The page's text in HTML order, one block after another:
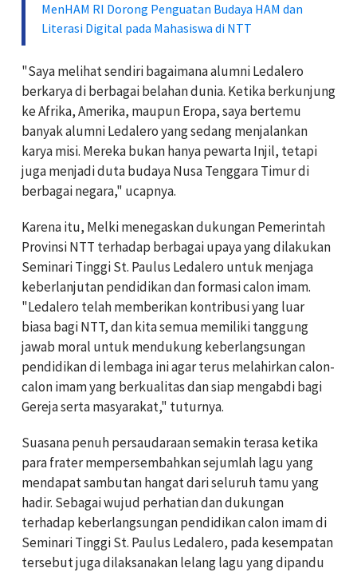
MenHAM RI Dorong Penguatan Budaya HAM dan
Literasi Digital pada Mahasiswa di NTT
"Saya melihat sendiri bagaimana alumni Ledalero
berkarya di berbagai belahan dunia. Ketika berkunjung
ke Afrika, Amerika, maupun Eropa, saya bertemu
banyak alumni Ledalero yang sedang menjalankan
karya misi. Mereka bukan hanya pewarta Injil, tetapi
juga menjadi duta budaya Nusa Tenggara Timur di
berbagai negara," ucapnya.
Karena itu, Melki menegaskan dukungan Pemerintah
Provinsi NTT terhadap berbagai upaya yang dilakukan
Seminari Tinggi St. Paulus Ledalero untuk menjaga
keberlanjutan pendidikan dan formasi calon imam.
"Ledalero telah memberikan kontribusi yang luar
biasa bagi NTT, dan kita semua memiliki tanggung
jawab moral untuk mendukung keberlangsungan
pendidikan di lembaga ini agar terus melahirkan calon-
calon imam yang berkualitas dan siap mengabdi bagi
Gereja serta masyarakat," tuturnya.
Suasana penuh persaudaraan semakin terasa ketika
para frater mempersembahkan sejumlah lagu yang
mendapat sambutan hangat dari seluruh tamu yang
hadir. Sebagai wujud perhatian dan dukungan
terhadap keberlangsungan pendidikan calon imam di
Seminari Tinggi St. Paulus Ledalero, pada kesempatan
tersebut juga dilaksanakan lelang lagu yang dipandu